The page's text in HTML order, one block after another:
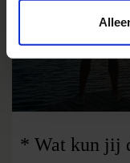
* Wat kun jij